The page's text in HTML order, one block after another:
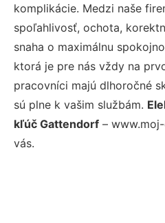
komplikácie. Medzi naše
spoľahlivosť, ochota,
snaha o maximálnu
ktorá je pre nás vždy na
pracovníci majú dlhoročné
sú plne k vašim službám.
kľúč Gattendorf –
vás.